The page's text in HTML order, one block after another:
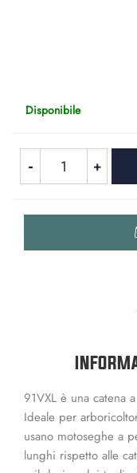
Disponibile
91VXL è una catena
Ideale per
usano motoseghe a
lunghi rispetto alle